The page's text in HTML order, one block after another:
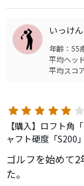
いっけん
年齢：55
平均ヘッ
平均スコ
【購入】ロフト角
ャフト硬度「S200」
ゴルフを始めて
た。